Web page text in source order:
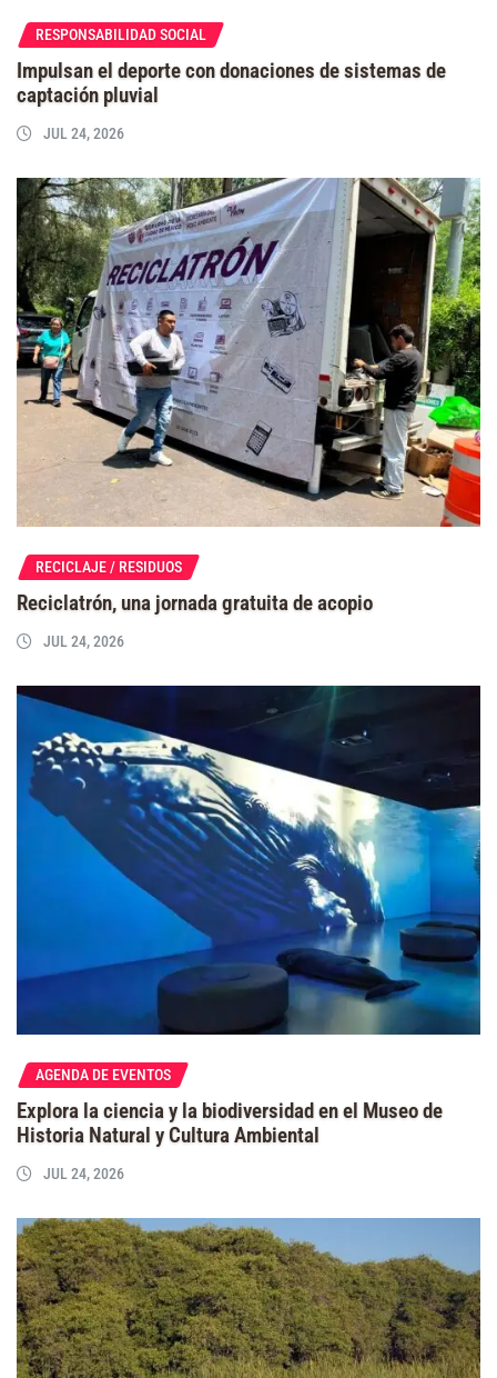
RESPONSABILIDAD SOCIAL
Impulsan el deporte con donaciones de sistemas de
captación pluvial
JUL 24, 2026
RECICLAJE / RESIDUOS
Reciclatrón, una jornada gratuita de acopio
JUL 24, 2026
AGENDA DE EVENTOS
Explora la ciencia y la biodiversidad en el Museo de
Historia Natural y Cultura Ambiental
JUL 24, 2026